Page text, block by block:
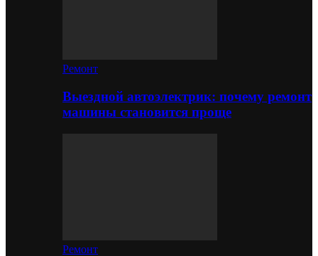
Ремонт
Выездной автоэлектрик: почему ремонт
машины становится проще
Ремонт